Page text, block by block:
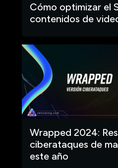
Cómo optimizar el
contenidos de
Wrapped 2024:
ciberataques de
este año